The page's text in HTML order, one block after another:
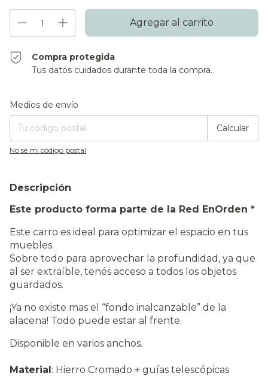
Compra protegida
Tus datos cuidados durante toda la compra.
Entregas para el CP:
Medios de envío
Calcular
No sé mi código postal
Descripción
Este producto forma parte de la Red EnOrden *
Este carro es ideal para optimizar el espacio en tus
muebles.
Sobre todo para aprovechar la profundidad, ya que
al ser extraíble, tenés acceso a todos los objetos
guardados.
¡Ya no existe mas el “fondo inalcanzable” de la
alacena! Todo puede estar al frente.
Disponible en varios anchos.
Material: Hierro Cromado + guías telescópicas